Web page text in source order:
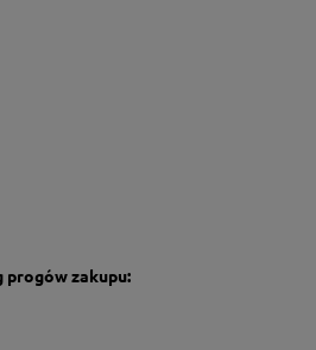
progów zakupu: